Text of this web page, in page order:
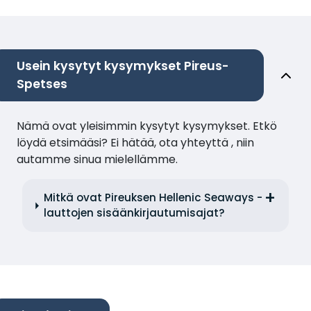
Usein kysytyt kysymykset Pireus-
Spetses
Nämä ovat yleisimmin kysytyt kysymykset. Etkö
löydä etsimääsi? Ei hätää, ota yhteyttä , niin
autamme sinua mielellämme.
Mitkä ovat Pireuksen Hellenic Seaways -
lauttojen sisäänkirjautumisajat?